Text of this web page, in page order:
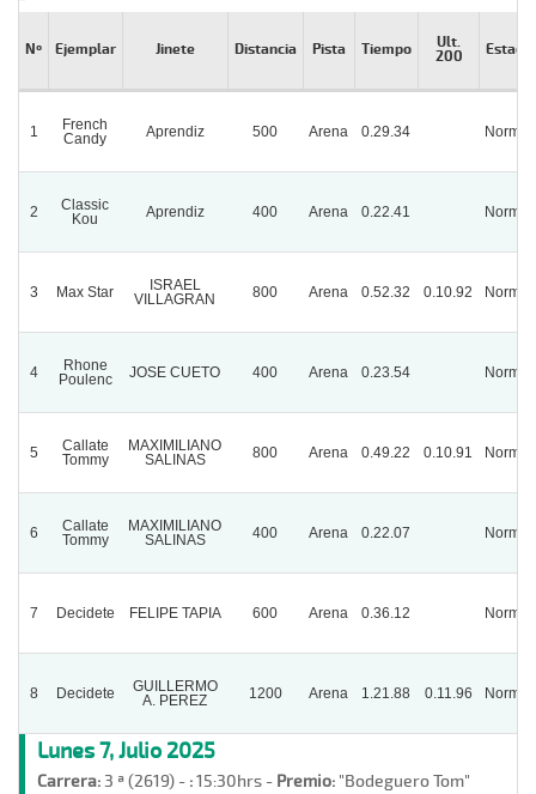
Nº Ejemplar Jinete Distancia Pista Tiempo
Ult.
200
Estado
1
French
Candy
Aprendiz 500 Arena 0.29.34 Normal
2
Classic
Kou
Aprendiz 400 Arena 0.22.41 Normal
3 Max Star
ISRAEL
VILLAGRAN
800 Arena 0.52.32 0.10.92 Normal
4
Rhone
Poulenc
JOSE CUETO 400 Arena 0.23.54 Normal
5
Callate
Tommy
MAXIMILIANO
SALINAS
800 Arena 0.49.22 0.10.91 Normal
6
Callate
Tommy
MAXIMILIANO
SALINAS
400 Arena 0.22.07 Normal
7 Decidete FELIPE TAPIA 600 Arena 0.36.12 Normal
8 Decidete
GUILLERMO
A. PEREZ
1200 Arena 1.21.88 0.11.96 Normal
Lunes 7, Julio 2025
Carrera:3 ª (2619) - :15:30hrs - Premio: "Bodeguero Tom"